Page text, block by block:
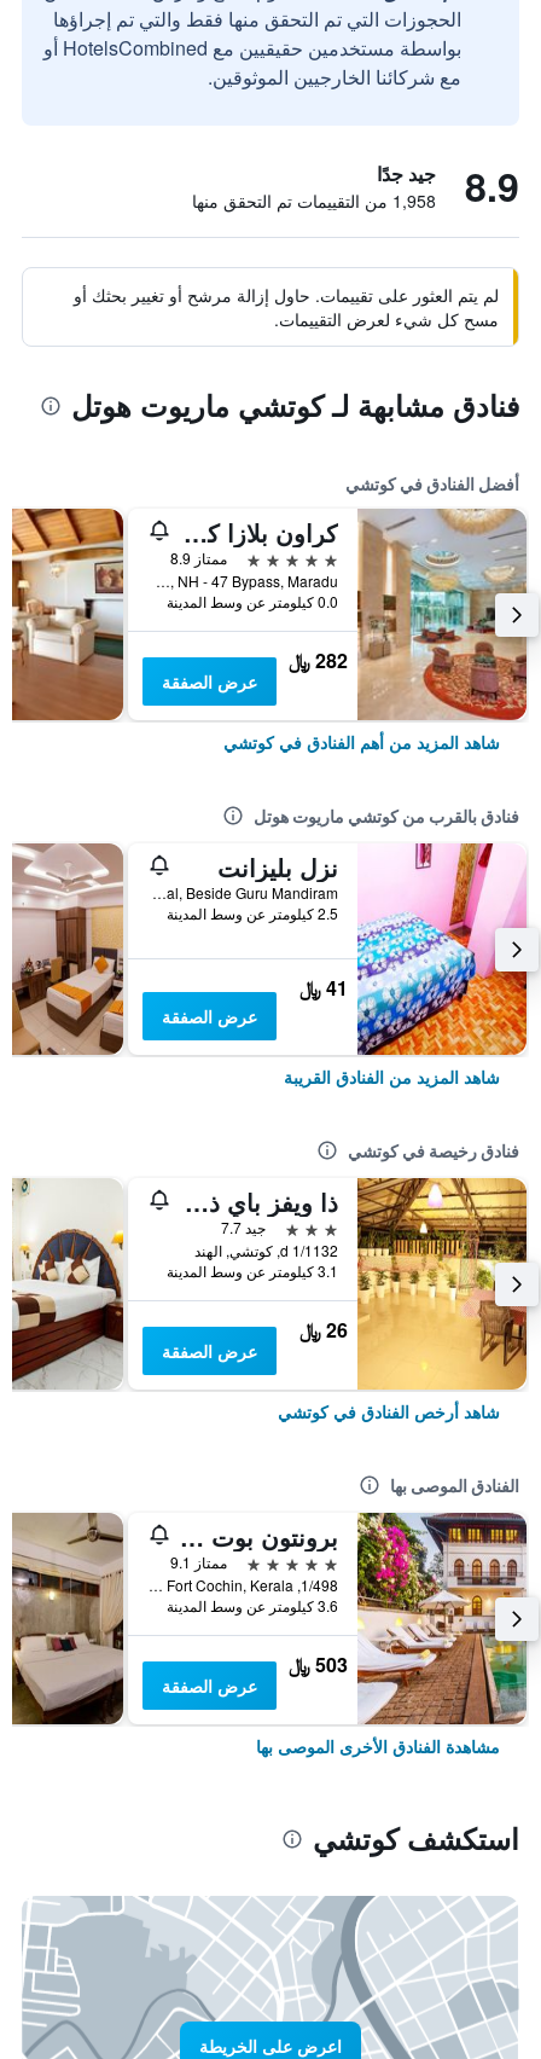
الحجوزات التي تم التحقق منها فقط والتي تم إجراؤها
بواسطة مستخدمين حقيقيين مع HotelsCombined أو
مع شركائنا الخارجيين الموثوقين.
8.9 جيد جدًا
1,958 من التقييمات تم التحقق منها
لم يتم العثور على تقييمات. حاول إزالة مرشح أو تغيير بحثك أو
مسح كل شيء لعرض التقييمات.
فنادق مشابهة لـ كوتشي ماريوت هوتل
أفضل الفنادق في كوتشي
كراون بلازا كوتشي
5 نجوم
ممتاز 8.9
XI/641 A Kundanoor Junction, NH - 47 Bypass, Maradu, كوتشي, الهند
0.0 كيلومتر عن وسط المدينة
282 ﷼
عرض الصفقة
شاهد المزيد من أهم الفنادق في كوتشي
فنادق بالقرب من كوتشي ماريوت هوتل
نزل بليزانت
Karthanamparambu Building Near Palarivattom-Bye Pass Signal, Beside Guru Mandiram, كوتشي, الهند
2.5 كيلومتر عن وسط المدينة
41 ﷼
عرض الصفقة
شاهد المزيد من الفنادق القريبة
فنادق رخيصة في كوتشي
ذا ويفز باي ذا بيتش إن
3 نجوم
جيد 7.7
1/1132 d, كوتشي, الهند
3.1 كيلومتر عن وسط المدينة
26 ﷼
عرض الصفقة
شاهد أرخص الفنادق في كوتشي
الفنادق الموصى بها
برونتون بوت يارد - سي جي آيتش إيرث
5 نجوم
ممتاز 9.1
1/498, Calvetty Road, Fort Cochin, Kerala, كوتشي, الهند
3.6 كيلومتر عن وسط المدينة
503 ﷼
عرض الصفقة
مشاهدة الفنادق الأخرى الموصى بها
استكشف كوتشي
اعرض على الخريطة